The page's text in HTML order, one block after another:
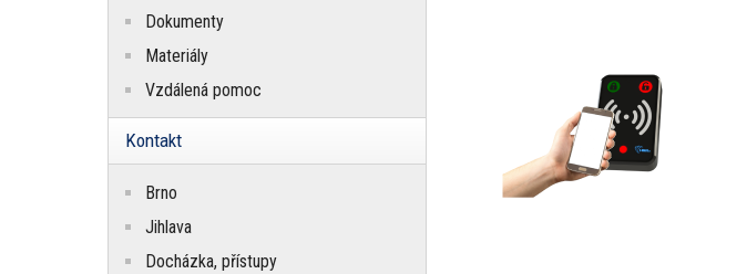
Dokumenty
Materiály
Vzdálená pomoc
Kontakt
Brno
Jihlava
Docházka, přístupy